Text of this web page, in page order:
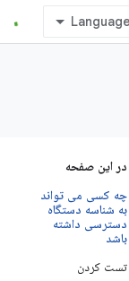
در این صفحه
چه کسی می تواند
به شناسه دستگاه
دسترسی داشته
باشد
تست کردن